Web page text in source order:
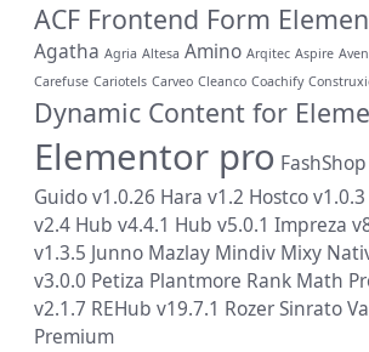
ACF Frontend Form
Agatha Agria Altesa Amino Arqitec Aspire
Carefuse Cariotels Carveo Cleanco Coachify
Dynamic Content for
Elementor pro FashShop
Guido v1.0.26 Hara v1.2 Hostco v1.0.3
v2.4 Hub v4.4.1 Hub v5.0.1 Impreza
v1.3.5 Junno Mazlay Mindiv Mixy
v3.0.0 Petiza Plantmore Rank Math
v2.1.7 REHub v19.7.1 RozerSinrato
Premium